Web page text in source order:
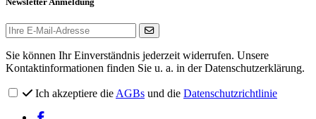
Sie können Ihr Einverständnis jederzeit widerrufen. Unsere
Kontaktinformationen finden Sie u. a. in der Datenschutzerklärung.
Ich akzeptiere die AGBs und die Datenschutzrichtlinie